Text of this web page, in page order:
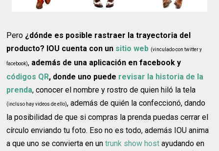
Pero ¿dónde es posible rastraer la trayectoria del
producto? IOU cuenta con un sitio web (vinculado con twitter y
facebook), además de una aplicación en facebook y
códigos QR, donde uno puede revisar la historia de la
prenda, conocer el nombre y rostro de quien hiló la tela
(incluso hay videos de ello), además de quién la confeccionó, dando
la posibilidad de que si compras la prenda puedas cerrar el
círculo enviando tu foto. Eso no es todo, además IOU anima
a que uno se convierta en untrunk show host ayudando en